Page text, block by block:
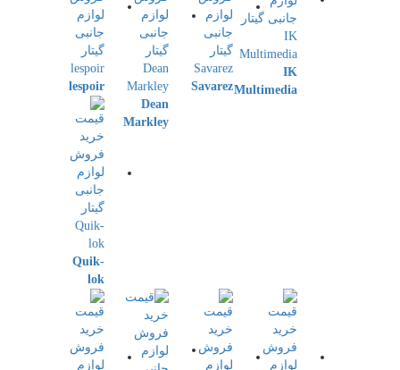
IK
Multimedia
Savarez
Dean
Markley
lespoir
Quik-
lok